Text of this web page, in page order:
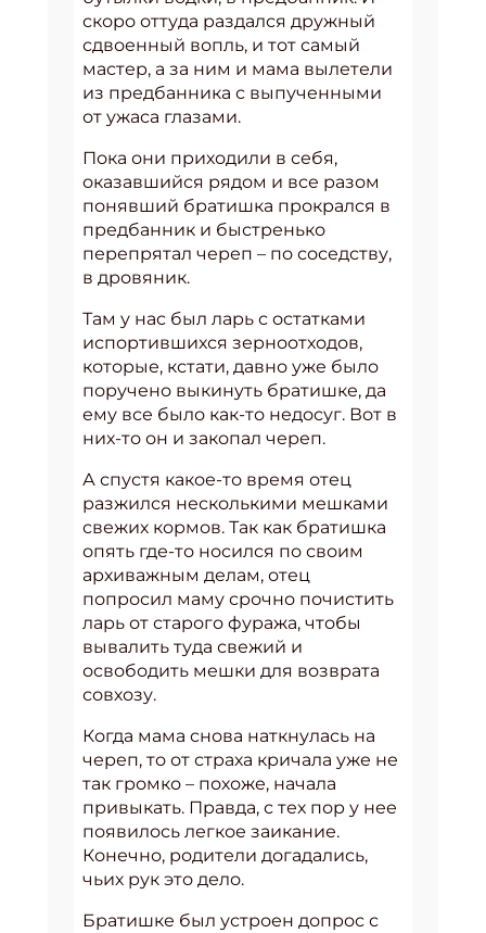
скоро оттуда раздался дружный
сдвоенный вопль, и тот самый
мастер, а за ним и мама вылетели
из предбанника с выпученными
от ужаса глазами.
Пока они приходили в себя,
оказавшийся рядом и все разом
понявший братишка прокрался в
предбанник и быстренько
перепрятал череп – по соседству,
в дровяник.
Там у нас был ларь с остатками
испортившихся зерноотходов,
которые, кстати, давно уже было
поручено выкинуть братишке, да
ему все было как-то недосуг. Вот в
них-то он и закопал череп.
А спустя какое-то время отец
разжился несколькими мешками
свежих кормов. Так как братишка
опять где-то носился по своим
архиважным делам, отец
попросил маму срочно почистить
ларь от старого фуража, чтобы
вывалить туда свежий и
освободить мешки для возврата
совхозу.
Когда мама снова наткнулась на
череп, то от страха кричала уже не
так громко – похоже, начала
привыкать. Правда, с тех пор у нее
появилось легкое заикание.
Конечно, родители догадались,
чьих рук это дело.
Братишке был устроен допрос с